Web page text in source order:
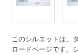
このシルエットは、
ロードページです。